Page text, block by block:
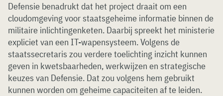
Defensie benadrukt dat het project draait om een
cloudomgeving voor staatsgeheime informatie binnen de
militaire inlichtingenketen. Daarbij spreekt het ministerie
expliciet van een IT-wapensysteem. Volgens de
staatssecretaris zou verdere toelichting inzicht kunnen
geven in kwetsbaarheden, werkwijzen en strategische
keuzes van Defensie. Dat zou volgens hem gebruikt
kunnen worden om geheime capaciteiten af te leiden.